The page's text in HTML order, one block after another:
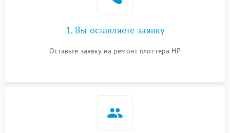
1. Вы оставляете заявку
Оставьте заявку на ремонт плоттера HP